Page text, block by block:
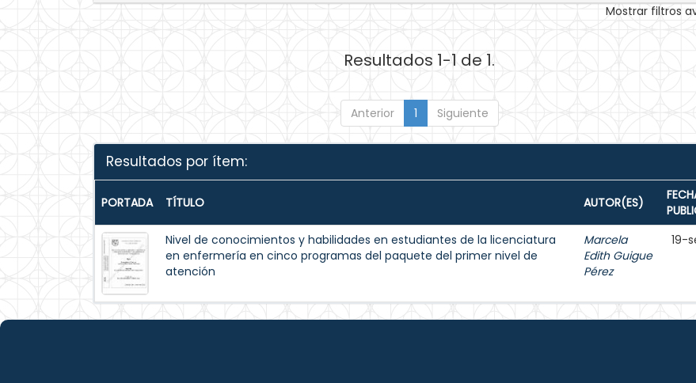
Mostrar filtros
Resultados 1-1 de 1.
Anterior 1 Siguiente
Resultados por ítem:
PORTADA TÍTULO AUTOR(ES)
Nivel de conocimientos y habilidades en estudiantes de la licenciatura
en enfermería en cinco programas del paquete del primer nivel de
atención
Marcela
Edith Guigue
Pérez
19-